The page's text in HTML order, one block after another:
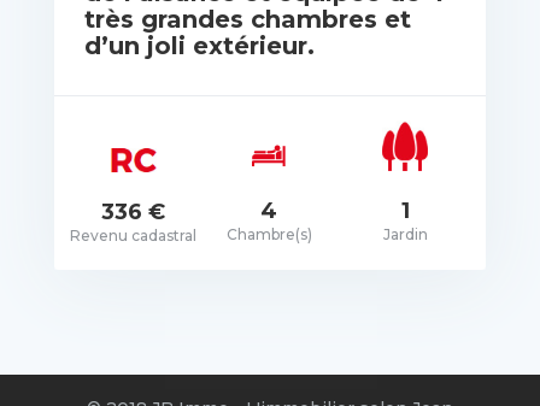
VOIR LES DÉTAILS
très grandes chambres et
d’un joli extérieur.
336 €
Revenu cadastral
4
Chambre(s)
1
Jardin